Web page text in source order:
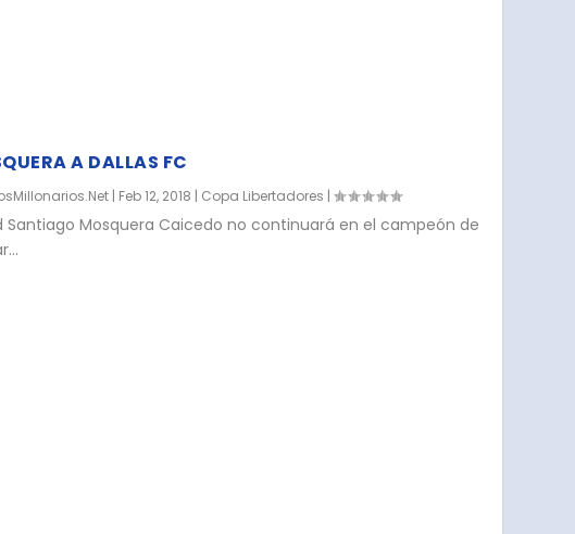
A DALLAS FC
| Feb 12, 2018 | Copa Libertadores |
Santiago Mosquera Caicedo no continuará en el campeón de